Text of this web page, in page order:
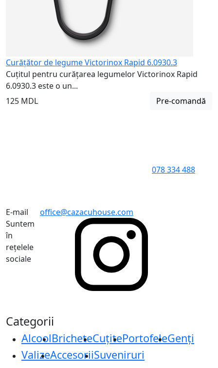
Curățător de legume Victorinox Rapid 6.0930.3
Cuțitul pentru curățarea legumelor Victorinox Rapid
6.0930.3 este o un...
125 MDL
Pre-comandă
078 334 488
E-mail
office@cazacuhouse.com
Suntem
în
rețelele
sociale
Categorii
AlcoolBricheteCuțitePortofeleGenți
ValizeAccesoriiSuveniruri